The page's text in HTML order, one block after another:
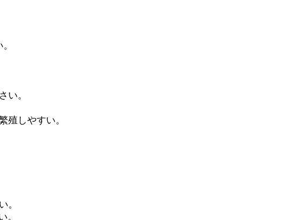
。
しやすい。
。
。